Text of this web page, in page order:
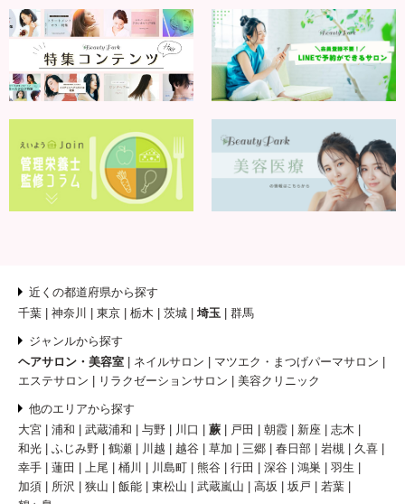
近くの都道府県から探す
千葉
神奈川 東京 栃木 茨城 埼玉 群馬
ジャンルから探す
ヘアサロン・美容室
ネイルサロン
マツエク・まつげパーマサロン
エステサロン
リラクゼーションサロン 美容クリニック
他のエリアから探す
大宮
浦和 武蔵浦和 与野 川口 蕨 戸田 朝霞 新座
志木
和光
ふじみ野 鶴瀬 川越 越谷 草加 三郷 春日部 岩槻
久喜
幸手
蓮田 上尾 桶川 川島町 熊谷 行田 深谷 鴻巣
羽生
加須
所沢 狭山 飯能 東松山 武蔵嵐山 高坂 坂戸
若葉